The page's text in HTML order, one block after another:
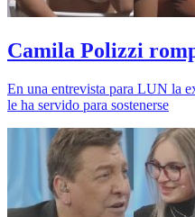
Camila Polizzi
En una entrevista para LUN la
le ha servido para sostenerse